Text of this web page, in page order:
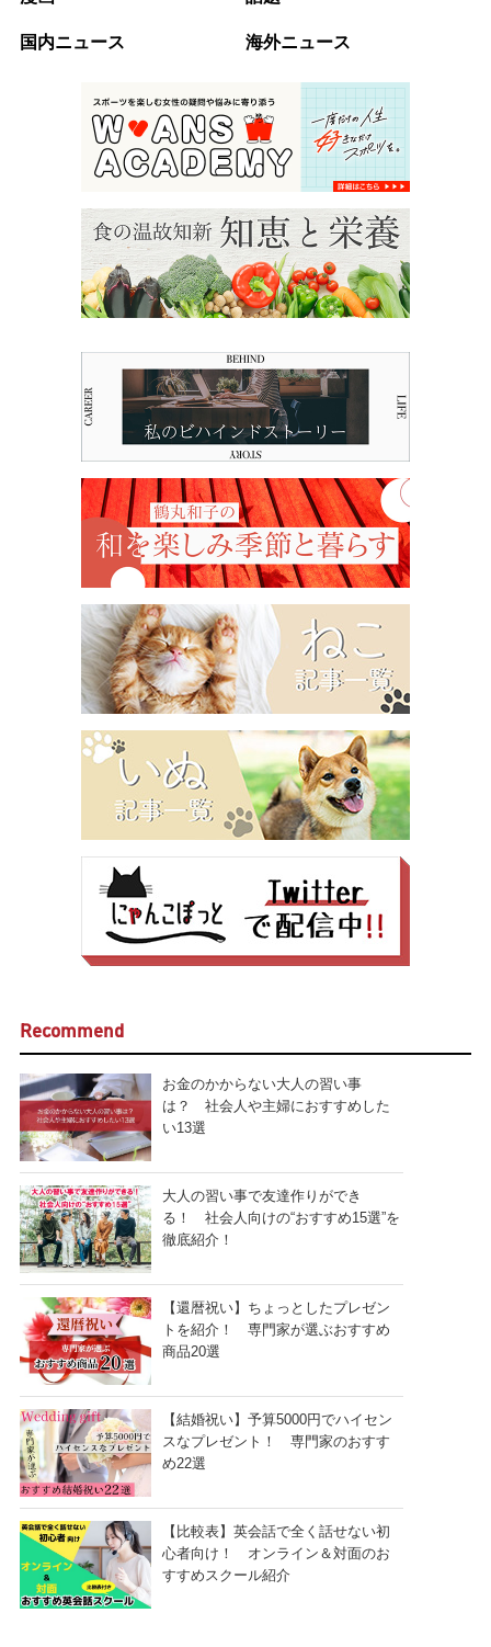
国内ニュース 海外ニュース
Recommend
お金のかからない大人の習い事
は？ 社会人や主婦におすすめした
い13選
大人の習い事で友達作りができ
る！ 社会人向けの“おすすめ15選”を
徹底紹介！
【還暦祝い】ちょっとしたプレゼン
トを紹介！ 専門家が選ぶおすすめ
商品20選
【結婚祝い】予算5000円でハイセン
スなプレゼント！ 専門家のおすす
め22選
【比較表】英会話で全く話せない初
心者向け！ オンライン＆対面のお
すすめスクール紹介